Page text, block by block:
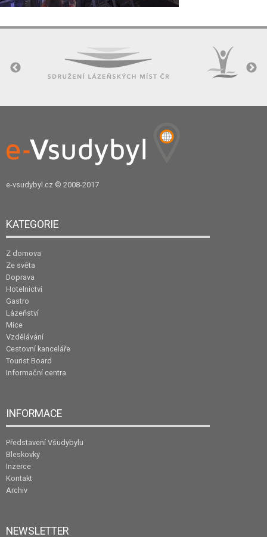
e-vsudybyl.cz © 2008-2017
KATEGORIE
Z domova
Ze světa
Doprava
Hotelnictví
Gastro
Lázeňství
Mice
Vzdělávání
Cestovní kanceláře
Tourist Board
Informační centra
INFORMACE
Představení Všudybylu
Bleskovky
Inzerce
Kontakt
Archiv
NEWSLETTER